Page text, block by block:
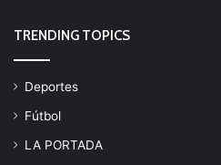
TRENDING TOPICS
Deportes
Fútbol
LA PORTADA